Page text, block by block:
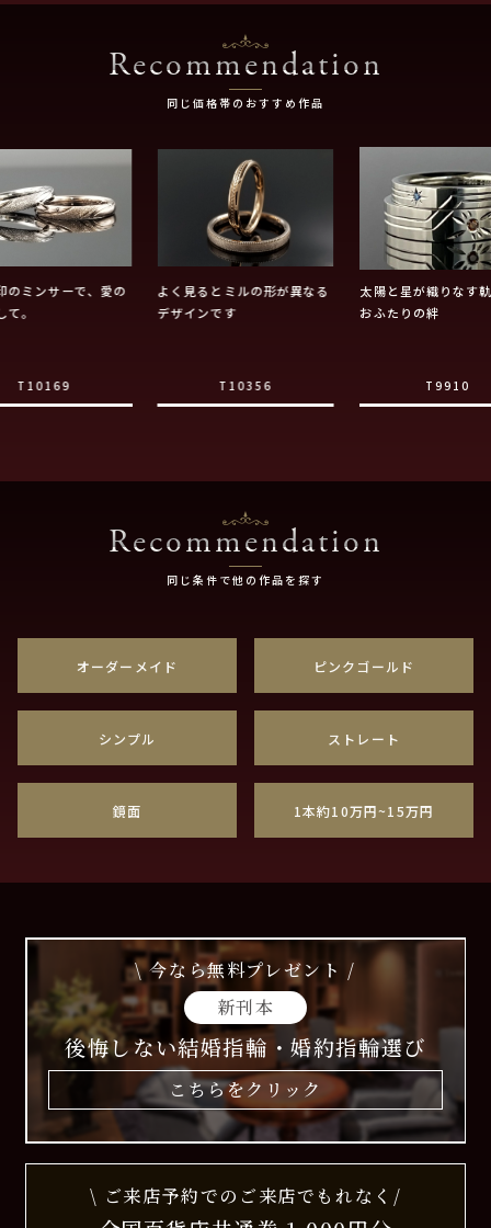
Recommendation
同じ価格帯のおすすめ作品
のミンサーで、愛の
。
T10169
よく見るとミルの形が異なる
デザインです
T10356
太陽と星が織りなす
おふたりの絆
T9910
Recommendation
同じ条件で他の作品を探す
オーダーメイド ピンクゴールド
シンプル ストレート
鏡面 1本約10万円~15万円
\ 今なら無料プレゼント /
新刊本
後悔しない結婚指輪・婚約指輪選び
こちらをクリック
\ ご来店予約でのご来店でもれなく/